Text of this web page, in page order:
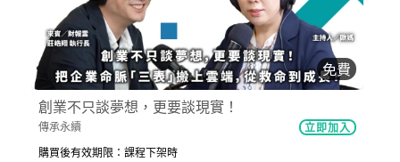
免費
創業不只談夢想，更要談現實！
傳承永續 立即加入
購買後有效期限：課程下架時